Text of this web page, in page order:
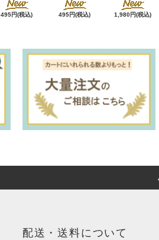
495円(税込) 495円(税込) 1,980円(税込)
配送・送料について